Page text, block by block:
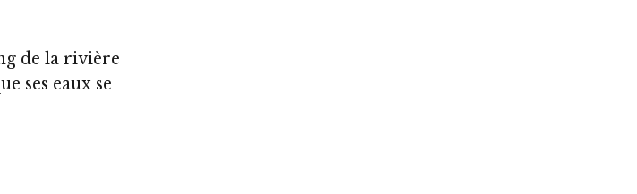
de la rivière
ses eaux se